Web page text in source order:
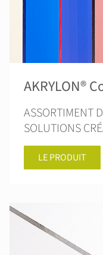
AKRYLON®
ASSORTIMENT
SOLUTIONS
LE PRODUIT